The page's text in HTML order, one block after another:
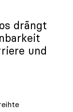
drängt
und